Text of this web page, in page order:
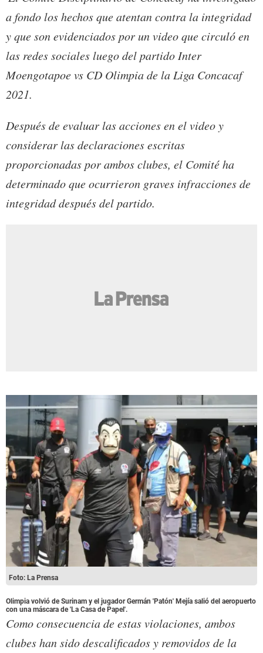
a fondo los hechos que atentan contra la integridad
y que son evidenciados por un video que circuló en
las redes sociales luego del partido Inter
Moengotapoe vs CD Olimpia de la Liga Concacaf
2021.
Después de evaluar las acciones en el video y
considerar las declaraciones escritas
proporcionadas por ambos clubes, el Comité ha
determinado que ocurrieron graves infracciones de
integridad después del partido.
Foto: La Prensa
Olimpia volvió de Surinam y el jugador Germán 'Patón' Mejía salió del aeropuerto
con una máscara de 'La Casa de Papel'.
Como consecuencia de estas violaciones, ambos
clubes han sido descalificados y removidos de la